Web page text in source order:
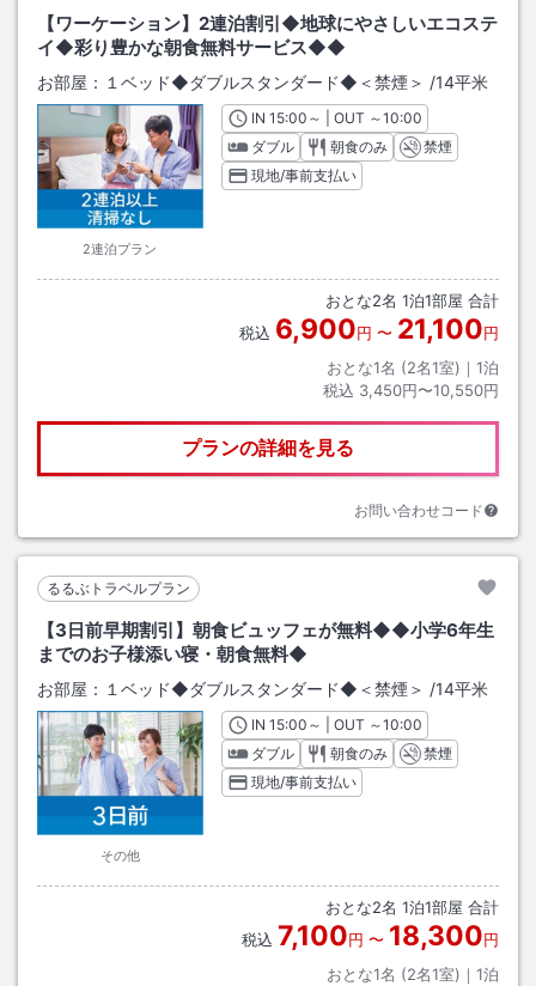
【ワーケーション】2連泊割引◆地球にやさしいエコステ
イ◆彩り豊かな朝食無料サービス◆◆
お部屋： １ベッド◆ダブルスタンダード◆＜禁煙＞ /14平米
2連泊プラン
INチェックイン
15:00 ～ | OUT チェックアウト
～10:00
ダブル
朝食のみ
禁煙
現地/事前支払い
おとな2名 1泊1部屋 合計
税込 6,900円 〜 21,100円
おとな1名 (2名1室)｜ 1泊
税込 3,450円〜10,550円
プランの詳細を見る
お問い合わせコード
るるぶトラベルプラン
【3日前早期割引】朝食ビュッフェが無料◆◆小学6年生
までのお子様添い寝・朝食無料◆
お部屋： １ベッド◆ダブルスタンダード◆＜禁煙＞ /14平米
その他
INチェックイン
15:00 ～ | OUT チェックアウト
～10:00
ダブル
朝食のみ
禁煙
現地/事前支払い
おとな2名 1泊1部屋 合計
税込 7,100円 〜 18,300円
おとな1名 (2名1室)｜ 1泊